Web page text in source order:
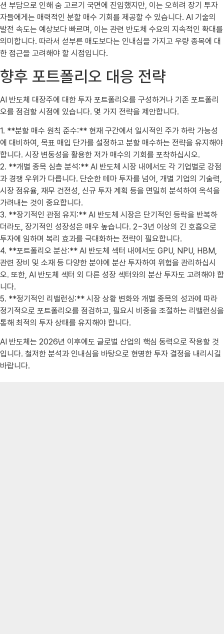
션 부담으로 인해 숨 고르기 국면에 진입했지만, 이는 오히려 장기 투자
자들에게는 매력적인 분할 매수 기회를 제공할 수 있습니다. AI 기술의
발전 속도는 예상보다 빠르며, 이는 관련 반도체 수요의 지속적인 확대를
의미합니다. 따라서 섣부른 매도보다는 인내심을 가지고 우량 종목에 대
한 접근을 고려해야 할 시점입니다.
향후 포트폴리오 대응 전략
AI 반도체 대장주에 대한 투자 포트폴리오를 구성하거나 기존 포트폴리
오를 점검할 시점에 있습니다. 몇 가지 전략을 제안합니다.
1. **분할 매수 원칙 준수:** 현재 구간에서 일시적인 주가 하락 가능성
에 대비하여, 목표 매입 단가를 설정하고 분할 매수하는 전략을 유지해야
합니다. 시장 변동성을 활용한 저가 매수의 기회를 포착하십시오.
2. **개별 종목 심층 분석:** AI 반도체 시장 내에서도 각 기업별로 강점
과 경쟁 우위가 다릅니다. 단순한 테마 투자를 넘어, 개별 기업의 기술력,
시장 점유율, 재무 건전성, 신규 투자 계획 등을 면밀히 분석하여 옥석을
가려내는 것이 중요합니다.
3. **장기적인 관점 유지:** AI 반도체 시장은 단기적인 등락을 반복하
더라도, 장기적인 성장성은 매우 높습니다. 2~3년 이상의 긴 호흡으로
투자에 임하며 복리 효과를 극대화하는 전략이 필요합니다.
4. **포트폴리오 분산:** AI 반도체 섹터 내에서도 GPU, NPU, HBM,
관련 장비 및 소재 등 다양한 분야에 분산 투자하여 위험을 관리하십시
오. 또한, AI 반도체 섹터 외 다른 성장 섹터와의 분산 투자도 고려해야 합
니다.
5. **정기적인 리밸런싱:** 시장 상황 변화와 개별 종목의 성과에 따라
정기적으로 포트폴리오를 점검하고, 필요시 비중을 조절하는 리밸런싱을
통해 최적의 투자 상태를 유지해야 합니다.
AI 반도체는 2026년 이후에도 글로벌 산업의 핵심 동력으로 작용할 것
입니다. 철저한 분석과 인내심을 바탕으로 현명한 투자 결정을 내리시길
바랍니다.